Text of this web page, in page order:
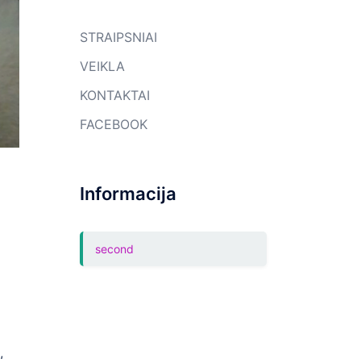
STRAIPSNIAI
VEIKLA
KONTAKTAI
FACEBOOK
Informacija
second